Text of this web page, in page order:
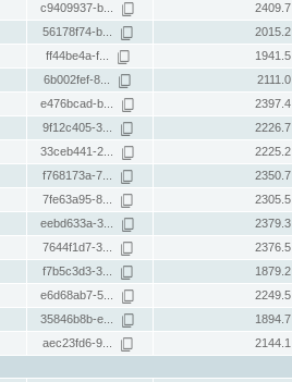
c9409937-b... 2409.7
56178f74-b... 2015.2
ff44be4a-f... 1941.5
6b002fef-8... 2111.0
e476bcad-b... 2397.4
9f12c405-3... 2226.7
33ceb441-2... 2225.2
f768173a-7... 2350.7
7fe63a95-8... 2305.5
eebd633a-3... 2379.3
7644f1d7-3... 2376.5
f7b5c3d3-3... 1879.2
e6d68ab7-5... 2249.5
35846b8b-e... 1894.7
aec23fd6-9... 2144.1